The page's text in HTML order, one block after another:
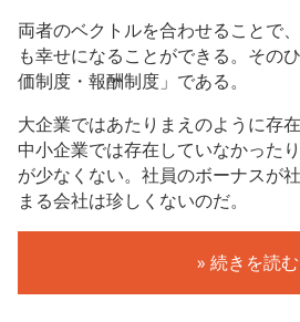
両者のベクトルを合わせることで
も幸せになることができる。その
価制度・報酬制度」である。
大企業ではあたりまえのように存
中小企業では存在していなかった
が少なくない。社員のボーナスが
まる会社は珍しくないのだ。
» 続きを読む